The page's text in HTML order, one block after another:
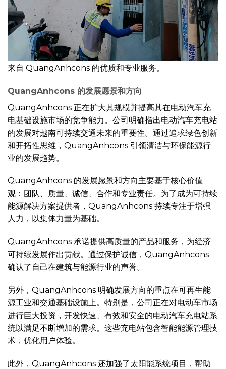
来自 QuangAnhcons 的优质和专业服务。
QuangAnhcons 的发展愿景和方向
QuangAnhcons 正在扩大其规模并提高其在电动汽车充
电基础设施市场的竞争能力。公司明确指出电动汽车充电站
的发展对越南可持续交通未来的重要性。通过追求绿色创新
和开拓性思维，QuangAnhcons 引领清洁与环保能源行
业的发展趋势。
QuangAnhcons 的发展愿景和方向主要基于核心价值
观：团队、质量、诚信、合作和专业责任。为了成为可持续
能源解决方案提供者，QuangAnhcons 持续专注于增强
人力，以集体力量为基础。
QuangAnhcons 承诺提供高质量的产品和服务，为经济
可持续发展作出贡献。通过保护诚信，QuangAnhcons
确认了自己在建筑与能源行业的声誉。
另外，QuangAnhcons 明确发展方向的重点在可再生能
源工业和交通基础设施上。特别是，公司正在对电动车市场
进行巨大投资，开发快速、有效和安全的电动汽车充电站系
统以满足不断增加的需求。这些充电站包含智能能源管理技
术，优化用户体验。
此外，QuangAnhcons 还加强了太阳能系统项目，帮助